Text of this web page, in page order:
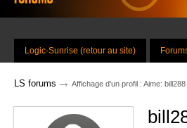
Logic-Sunrise (retour au site)
LS forums → Affichage d'un profil : Aime: bill288